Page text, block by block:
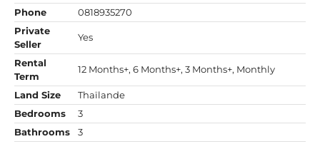
Phone
0818935270
Private
Seller
Yes
Rental
Term
12 Months+, 6 Months+, 3 Months+, Monthly
Land Size
Thaïlande
Bedrooms
3
Bathrooms
3